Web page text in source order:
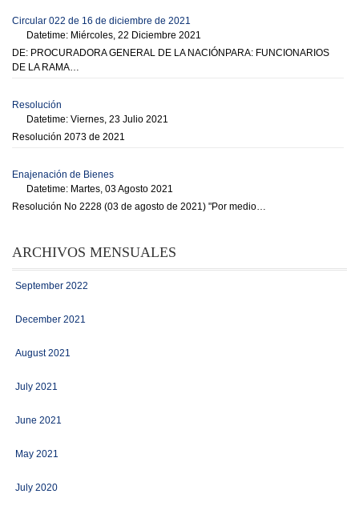
Circular 022 de 16 de diciembre de 2021
Datetime: Miércoles, 22 Diciembre 2021
DE: PROCURADORA GENERAL DE LA NACIÓNPARA: FUNCIONARIOS
DE LA RAMA…
Resolución
Datetime: Viernes, 23 Julio 2021
Resolución 2073 de 2021
Enajenación de Bienes
Datetime: Martes, 03 Agosto 2021
Resolución No 2228 (03 de agosto de 2021) "Por medio…
ARCHIVOS MENSUALES
September 2022
December 2021
August 2021
July 2021
June 2021
May 2021
July 2020